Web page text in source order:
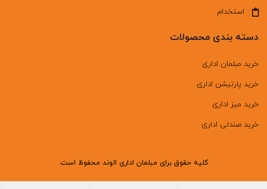
استخدام
دسته بندی محصولات
خرید مبلمان اداری
خرید پارتیشن اداری
خرید میز اداری
خرید صندلی اداری
کلیه حقوق برای مبلمان اداری الوند محفوظ است.